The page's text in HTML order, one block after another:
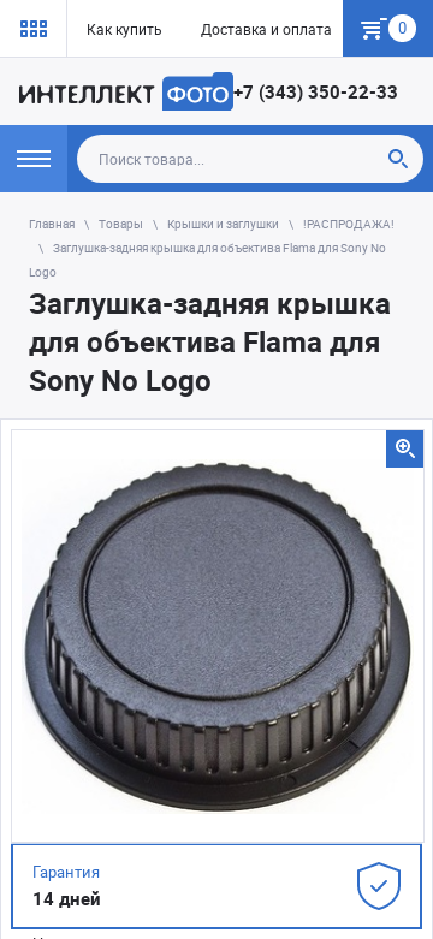
Как купить Доставка и оплата Гарантия
0
+7 (343) 350-22-33
Главная Товары Крышки и заглушки
!РАСПРОДАЖА!
Заглушка-задняя крышка для объектива Flama для Sony No
Logo
Заглушка-задняя крышка
для объектива Flama для
Sony No Logo
Гарантия
14 дней